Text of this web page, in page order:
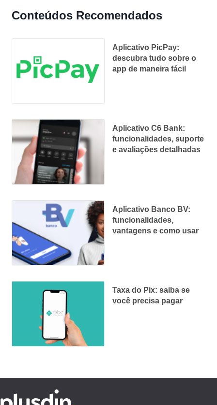
Conteúdos Recomendados
Aplicativo PicPay:
descubra tudo sobre o
app de maneira fácil
Aplicativo C6 Bank:
funcionalidades, suporte
e avaliações detalhadas
Aplicativo Banco BV:
funcionalidades,
vantagens e como usar
Taxa do Pix: saiba se
você precisa pagar